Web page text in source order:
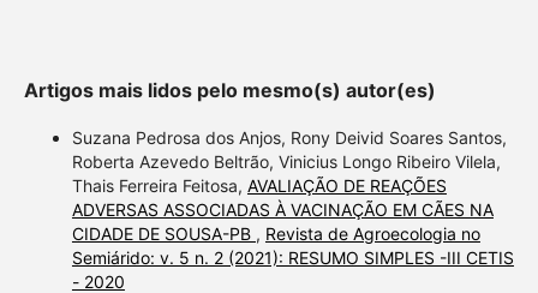
contrasts the cited claim, and
a label indicating in which
section the citation was
made.
Artigos mais lidos pelo mesmo(s) autor(es)
Suzana Pedrosa dos Anjos, Rony Deivid Soares Santos,
Roberta Azevedo Beltrão, Vinicius Longo Ribeiro Vilela,
Thais Ferreira Feitosa, AVALIAÇÃO DE REAÇÕES
ADVERSAS ASSOCIADAS À VACINAÇÃO EM CÃES NA
CIDADE DE SOUSA-PB , Revista de Agroecologia no
Semiárido: v. 5 n. 2 (2021): RESUMO SIMPLES -III CETIS
- 2020